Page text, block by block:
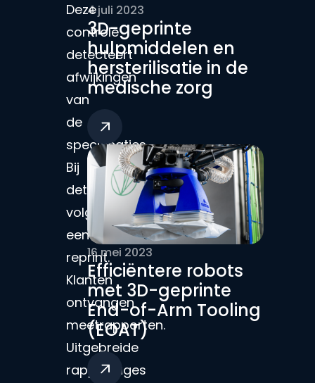
Deze
controle
detecteert
afwijkingen
van
de
specificaties.
Bij
detectie
volgt
een
reprint.
Klanten
ontvangen
meetrapporten.
Uitgebreide
rapportages
3D-geprinte
hulpmiddelen en
hersterilisatie in de
medische zorg
4 juli 2023
Efficiëntere robots
met 3D-geprinte
End-of-Arm Tooling
(EOAT)
16 mei 2023